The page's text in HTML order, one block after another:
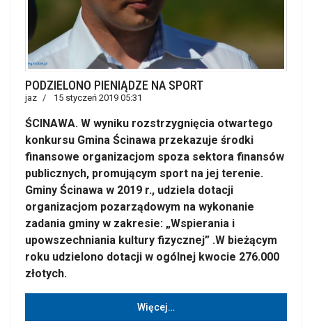
PODZIELONO PIENIĄDZE NA SPORT
jaz 15 styczeń 2019 05:31
ŚCINAWA. W wyniku rozstrzygnięcia otwartego
konkursu Gmina Ścinawa przekazuje środki
finansowe organizacjom spoza sektora finansów
publicznych, promującym sport na jej terenie.
Gminy Ścinawa w 2019 r., udziela dotacji
organizacjom pozarządowym na wykonanie
zadania gminy w zakresie: „Wspierania i
upowszechniania kultury fizycznej” .W bieżącym
roku udzielono dotacji w ogólnej kwocie 276.000
złotych.
Więcej…